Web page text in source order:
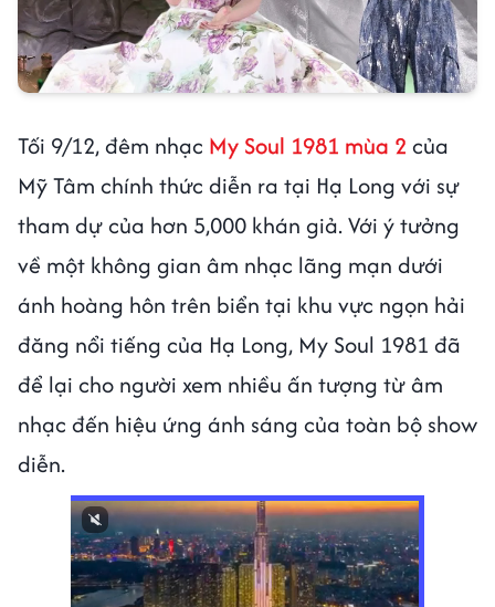
Tối 9/12, đêm nhạc My Soul 1981 mùa 2 của
Mỹ Tâm chính thức diễn ra tại Hạ Long với sự
tham dự của hơn 5,000 khán giả. Với ý tưởng
về một không gian âm nhạc lãng mạn dưới
ánh hoàng hôn trên biển tại khu vực ngọn hải
đăng nổi tiếng của Hạ Long, My Soul 1981 đã
để lại cho người xem nhiều ấn tượng từ âm
nhạc đến hiệu ứng ánh sáng của toàn bộ show
diễn.